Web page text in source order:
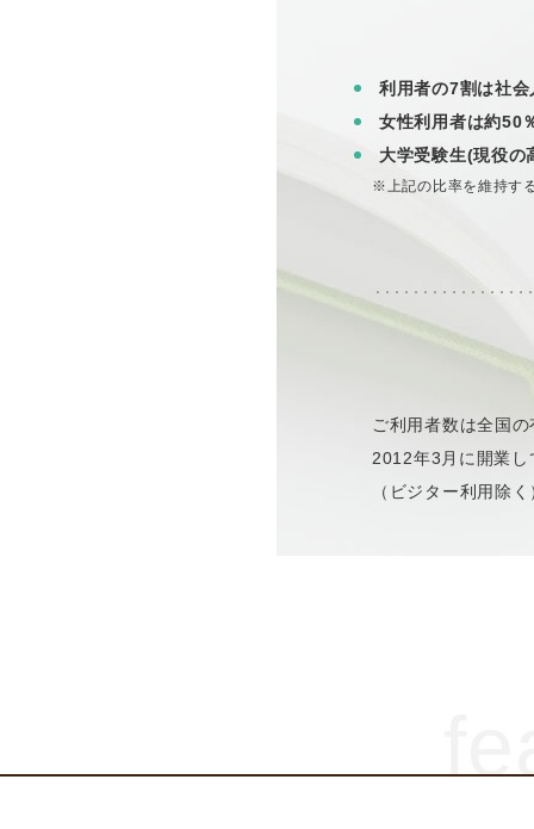
利用者の7割は社会
女性利用者は約50
大学受験生(現役の
※上記の比率を維持す
ご利用者数は全国
2012年3月に開業
（ビジター利用除く